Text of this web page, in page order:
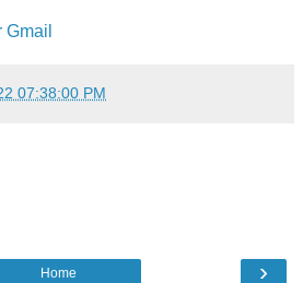
Gmail
07:38:00 PM
›
Home